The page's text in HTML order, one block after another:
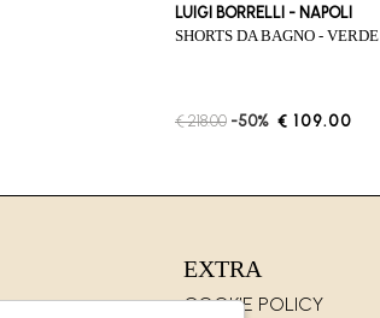
LUIGI BORRELLI - NAPOLI
SHORTS DA BAGNO - VERDE
€ 218.00 -50% € 109.00
EXTRA
COOKIE POLICY